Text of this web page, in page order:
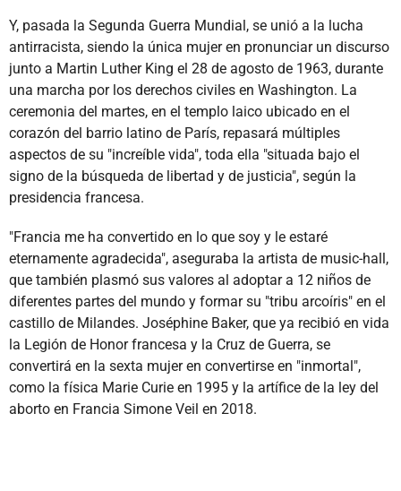
Y, pasada la Segunda Guerra Mundial, se unió a la lucha
antirracista, siendo la única mujer en pronunciar un discurso
junto a Martin Luther King el 28 de agosto de 1963, durante
una marcha por los derechos civiles en Washington. La
ceremonia del martes, en el templo laico ubicado en el
corazón del barrio latino de París, repasará múltiples
aspectos de su "increíble vida", toda ella "situada bajo el
signo de la búsqueda de libertad y de justicia", según la
presidencia francesa.
"Francia me ha convertido en lo que soy y le estaré
eternamente agradecida", aseguraba la artista de music-hall,
que también plasmó sus valores al adoptar a 12 niños de
diferentes partes del mundo y formar su "tribu arcoíris" en el
castillo de Milandes. Joséphine Baker, que ya recibió en vida
la Legión de Honor francesa y la Cruz de Guerra, se
convertirá en la sexta mujer en convertirse en "inmortal",
como la física Marie Curie en 1995 y la artífice de la ley del
aborto en Francia Simone Veil en 2018.